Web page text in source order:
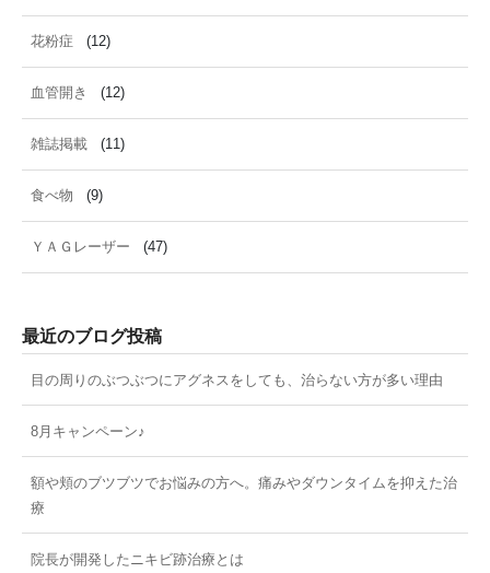
花粉症 (12)
血管開き (12)
雑誌掲載 (11)
食べ物 (9)
ＹＡＧレーザー (47)
最近のブログ投稿
目の周りのぶつぶつにアグネスをしても、治らない方が多い理由
8月キャンペーン♪
額や頬のブツブツでお悩みの方へ。痛みやダウンタイムを抑えた治
療
院長が開発したニキビ跡治療とは